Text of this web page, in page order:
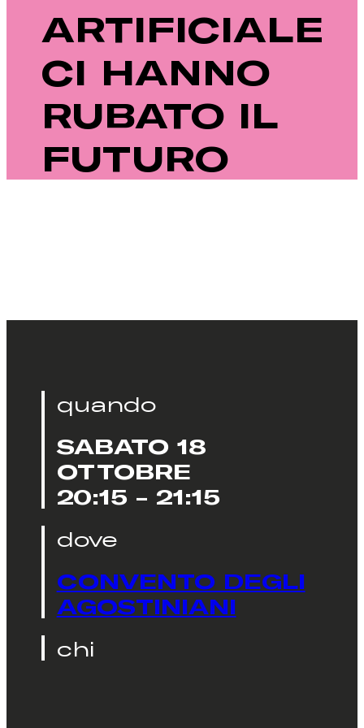
ARTIFICIALE
CI HANNO
RUBATO IL
FUTURO
quando
SABATO 18
OTTOBRE
20:15 - 21:15
dove
CONVENTO DEGLI
AGOSTINIANI
chi